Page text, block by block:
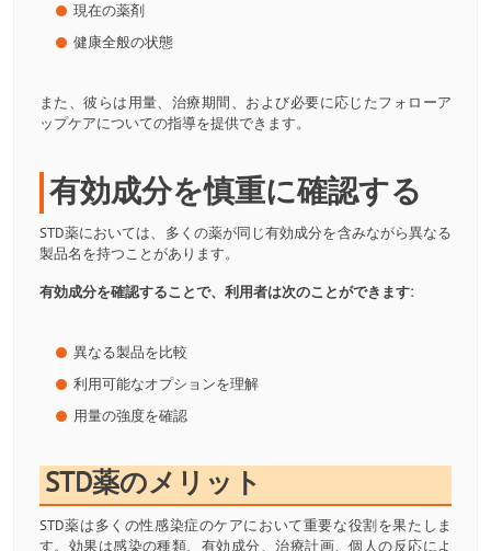
現在の薬剤
健康全般の状態
また、彼らは用量、治療期間、および必要に応じたフォローア
ップケアについての指導を提供できます。
有効成分を慎重に確認する
STD薬においては、多くの薬が同じ有効成分を含みながら異なる
製品名を持つことがあります。
有効成分を確認することで、利用者は次のことができます:
異なる製品を比較
利用可能なオプションを理解
用量の強度を確認
STD薬のメリット
STD薬は多くの性感染症のケアにおいて重要な役割を果たしま
す。効果は感染の種類、有効成分、治療計画、個人の反応によ